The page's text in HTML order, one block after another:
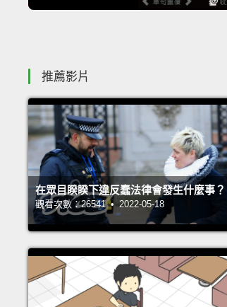
推薦影片
在眾目睽睽下違反蠢法律會發生什麼事？
觀看次數：26541 • 2022-05-18